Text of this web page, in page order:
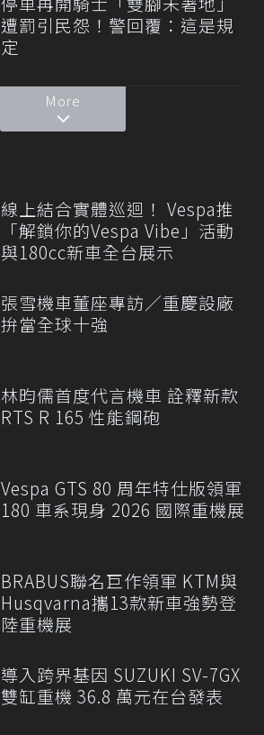
遭罰引民怨！警回覆：這是規
定
More
線上結合實體巡迴！ Vespa推
「解鎖你的Vespa Vibe」活動
與180cc新車全台展示
張雪機車董座專訪／重慶設廠
拚當全球十強
林昀儒首度代言機車 詮釋新款
RTS R 165 性能鋼砲
Vespa GTS 80 周年特仕版領軍
180 車系現身 2026 國際重機展
BRABUS聯名巨作領軍 KTM與
Husqvarna攜13款新車強勢登
陸重機展
導入跨界基因 SUZUKI SV-7GX
雙缸重機 36.8 萬元在台發表